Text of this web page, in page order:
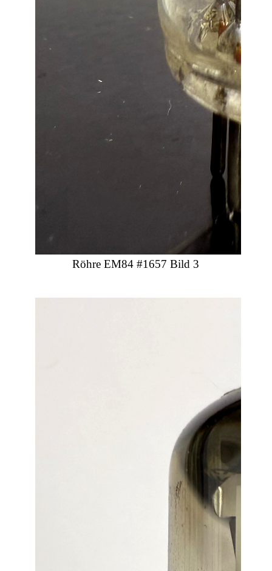
Röhre EM84 #1657 Bild 3